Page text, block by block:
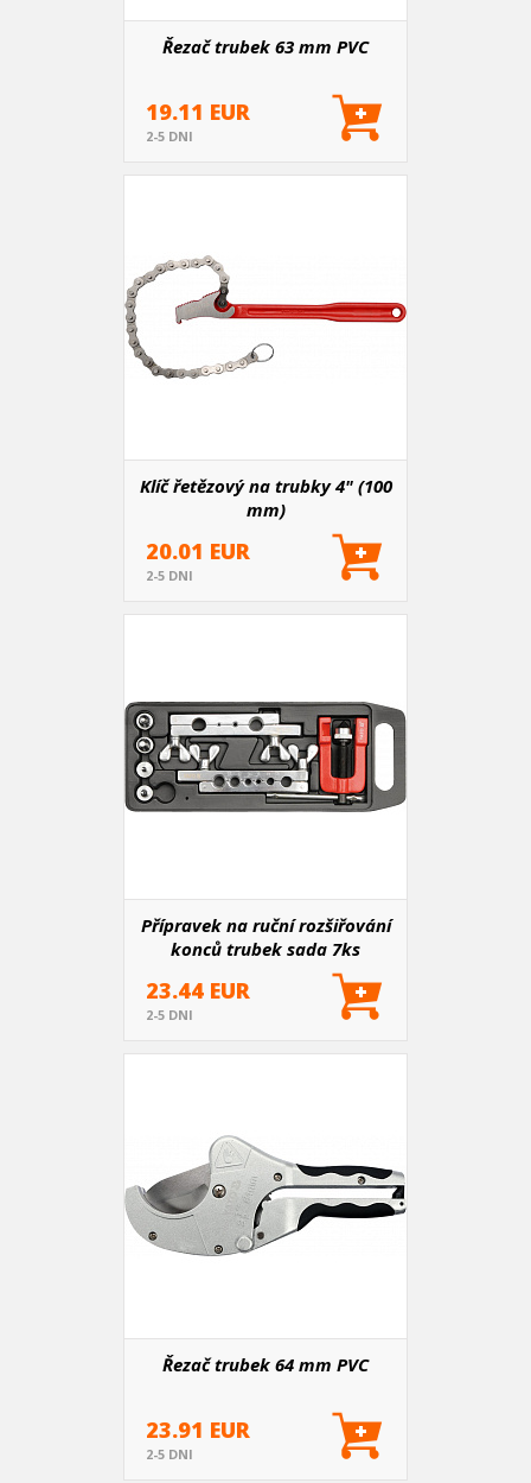
Řezač trubek 63 mm PVC
19.11 EUR
2-5 DNI
Klíč řetězový na trubky 4" (100
mm)
20.01 EUR
2-5 DNI
Přípravek na ruční rozšiřování
konců trubek sada 7ks
23.44 EUR
2-5 DNI
Řezač trubek 64 mm PVC
23.91 EUR
2-5 DNI